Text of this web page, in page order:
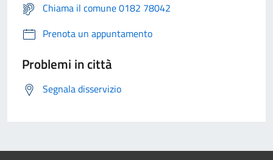
Chiama il comune 0182 78042
Prenota un appuntamento
Problemi in città
Segnala disservizio